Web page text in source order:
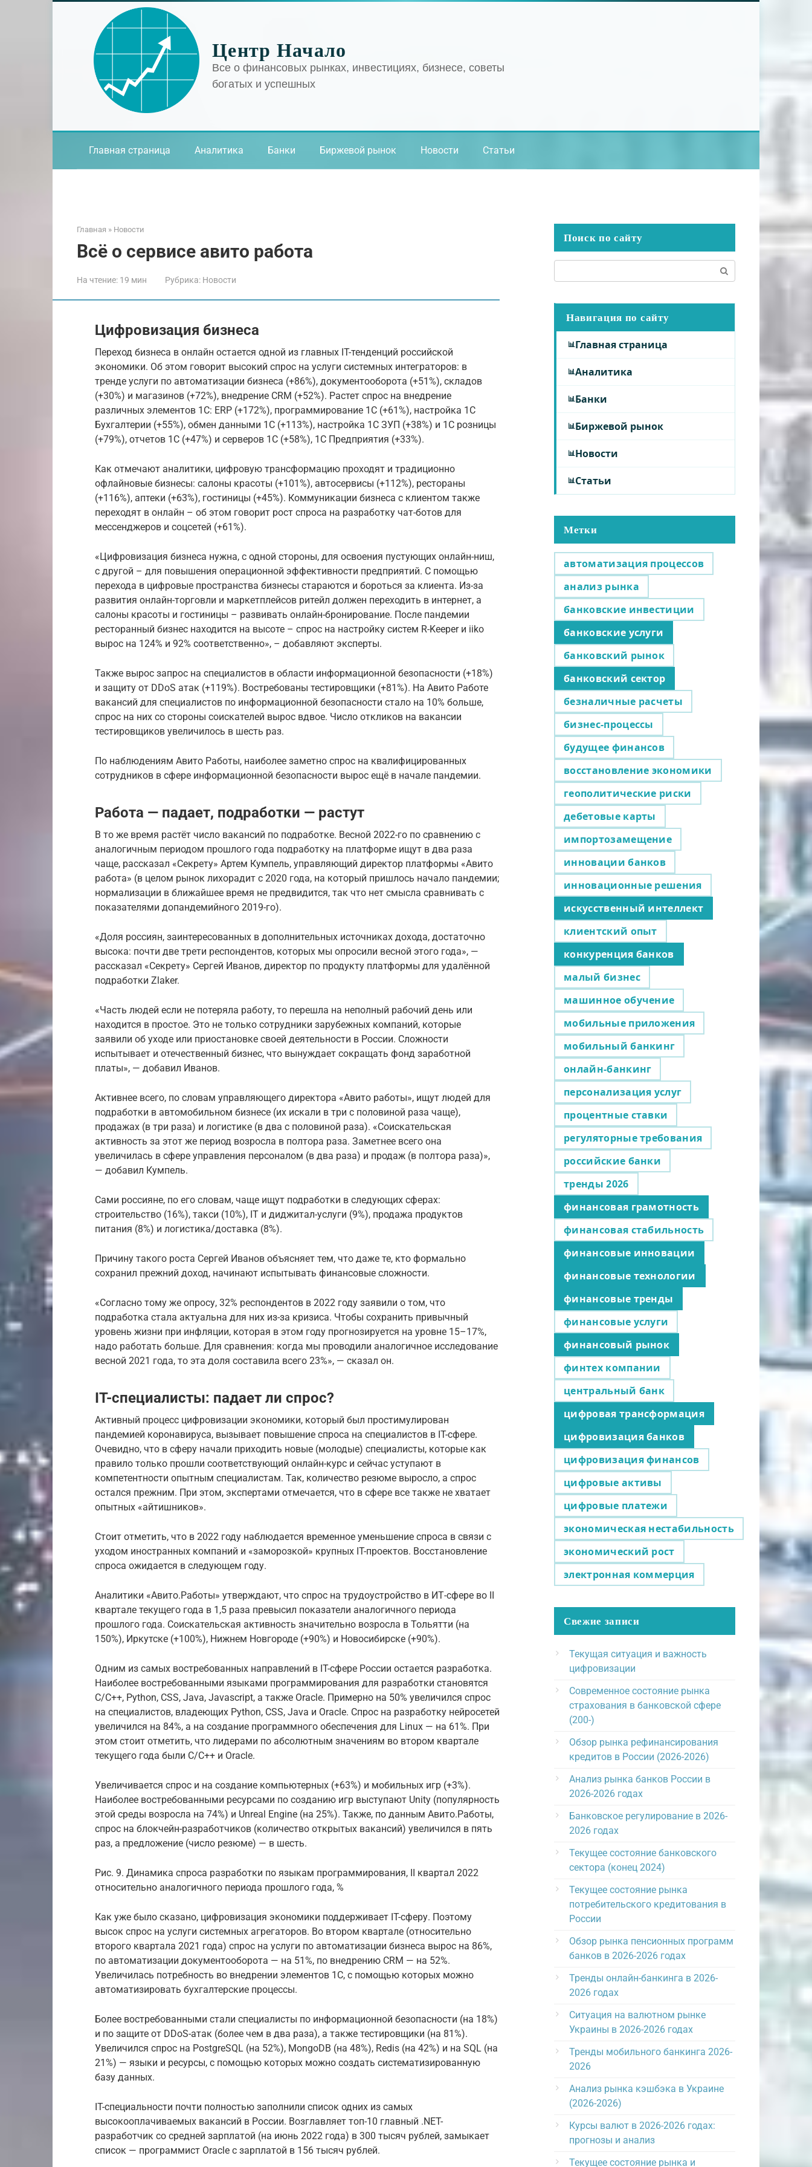
Центр Начало
Все о финансовых рынках, инвестициях, бизнесе, советы
богатых и успешных
Главная страница Аналитика Банки Биржевой рынок Новости Статьи
Главная » Новости
Всё о сервисе авито работа
На чтение: 19 мин Рубрика: Новости
Цифровизация бизнеса
Переход бизнеса в онлайн остается одной из главных IT-тенденций российской
экономики. Об этом говорит высокий спрос на услуги системных интеграторов: в
тренде услуги по автоматизации бизнеса (+86%), документооборота (+51%), складов
(+30%) и магазинов (+72%), внедрение CRM (+52%). Растет спрос на внедрение
различных элементов 1С: ERP (+172%), программирование 1С (+61%), настройка 1С
Бухгалтерии (+55%), обмен данными 1С (+113%), настройка 1С ЗУП (+38%) и 1С розницы
(+79%), отчетов 1С (+47%) и серверов 1С (+58%), 1С Предприятия (+33%).
Как отмечают аналитики, цифровую трансформацию проходят и традиционно
офлайновые бизнесы: салоны красоты (+101%), автосервисы (+112%), рестораны
(+116%), аптеки (+63%), гостиницы (+45%). Коммуникации бизнеса с клиентом также
переходят в онлайн – об этом говорит рост спроса на разработку чат-ботов для
мессенджеров и соцсетей (+61%).
«Цифровизация бизнеса нужна, с одной стороны, для освоения пустующих онлайн-ниш,
с другой – для повышения операционной эффективности предприятий. С помощью
перехода в цифровые пространства бизнесы стараются и бороться за клиента. Из-за
развития онлайн-торговли и маркетплейсов ритейл должен переходить в интернет, а
салоны красоты и гостиницы – развивать онлайн-бронирование. После пандемии
ресторанный бизнес находится на высоте – спрос на настройку систем R-Keeper и iiko
вырос на 124% и 92% соответственно», – добавляют эксперты.
Также вырос запрос на специалистов в области информационной безопасности (+18%)
и защиту от DDoS атак (+119%). Востребованы тестировщики (+81%). На Авито Работе
вакансий для специалистов по информационной безопасности стало на 10% больше,
спрос на них со стороны соискателей вырос вдвое. Число откликов на вакансии
тестировщиков увеличилось в шесть раз.
По наблюдениям Авито Работы, наиболее заметно спрос на квалифицированных
сотрудников в сфере информационной безопасности вырос ещё в начале пандемии.
Работа — падает, подработки — растут
В то же время растёт число вакансий по подработке. Весной 2022-го по сравнению с
аналогичным периодом прошлого года подработку на платформе ищут в два раза
чаще, рассказал «Секрету» Артем Кумпель, управляющий директор платформы «Авито
работа» (в целом рынок лихорадит с 2020 года, на который пришлось начало пандемии;
нормализации в ближайшее время не предвидится, так что нет смысла сравнивать с
показателями допандемийного 2019-го).
«Доля россиян, заинтересованных в дополнительных источниках дохода, достаточно
высока: почти две трети респондентов, которых мы опросили весной этого года», —
рассказал «Секрету» Сергей Иванов, директор по продукту платформы для удалённой
подработки Zlaker.
«Часть людей если не потеряла работу, то перешла на неполный рабочий день или
находится в простое. Это не только сотрудники зарубежных компаний, которые
заявили об уходе или приостановке своей деятельности в России. Сложности
испытывает и отечественный бизнес, что вынуждает сокращать фонд заработной
платы», — добавил Иванов.
Активнее всего, по словам управляющего директора «Авито работы», ищут людей для
подработки в автомобильном бизнесе (их искали в три с половиной раза чаще),
продажах (в три раза) и логистике (в два с половиной раза). «Соискательская
активность за этот же период возросла в полтора раза. Заметнее всего она
увеличилась в сфере управления персоналом (в два раза) и продаж (в полтора раза)»,
— добавил Кумпель.
Сами россияне, по его словам, чаще ищут подработки в следующих сферах:
строительство (16%), такси (10%), IT и диджитал-услуги (9%), продажа продуктов
питания (8%) и логистика/доставка (8%).
Причину такого роста Сергей Иванов объясняет тем, что даже те, кто формально
сохранил прежний доход, начинают испытывать финансовые сложности.
«Согласно тому же опросу, 32% респондентов в 2022 году заявили о том, что
подработка стала актуальна для них из-за кризиса. Чтобы сохранить привычный
уровень жизни при инфляции, которая в этом году прогнозируется на уровне 15–17%,
надо работать больше. Для сравнения: когда мы проводили аналогичное исследование
весной 2021 года, то эта доля составила всего 23%», — сказал он.
IT-специалисты: падает ли спрос?
Активный процесс цифровизации экономики, который был простимулирован
пандемией коронавируса, вызывает повышение спроса на специалистов в IT-сфере.
Очевидно, что в сферу начали приходить новые (молодые) специалисты, которые как
правило только прошли соответствующий онлайн-курс и сейчас уступают в
компетентности опытным специалистам. Так, количество резюме выросло, а спрос
остался прежним. При этом, экспертами отмечается, что в сфере все также не хватает
опытных «айтишников».
Стоит отметить, что в 2022 году наблюдается временное уменьшение спроса в связи с
уходом иностранных компаний и «заморозкой» крупных IT-проектов. Восстановление
спроса ожидается в следующем году.
Аналитики «Авито.Работы» утверждают, что спрос на трудоустройство в ИТ-сфере во II
квартале текущего года в 1,5 раза превысил показатели аналогичного периода
прошлого года. Соискательская активность значительно возросла в Тольятти (на
150%), Иркутске (+100%), Нижнем Новгороде (+90%) и Новосибирске (+90%).
Одним из самых востребованных направлений в IT-сфере России остается разработка.
Наиболее востребованными языками программирования для разработки становятся
С/С++, Python, CSS, Java, Javascript, а также Oracle. Примерно на 50% увеличился спрос
на специалистов, владеющих Python, CSS, Java и Oracle. Спрос на разработку нейросетей
увеличился на 84%, а на создание программного обеспечения для Linux — на 61%. При
этом стоит отметить, что лидерами по абсолютным значениям во втором квартале
текущего года были С/С++ и Oracle.
Увеличивается спрос и на создание компьютерных (+63%) и мобильных игр (+3%).
Наиболее востребованными ресурсами по созданию игр выступают Unity (популярность
этой среды возросла на 74%) и Unreal Engine (на 25%). Также, по данным Авито.Работы,
спрос на блокчейн-разработчиков (количество открытых вакансий) увеличился в пять
раз, а предложение (число резюме) — в шесть.
Рис. 9. Динамика спроса разработки по языкам программирования, II квартал 2022
относительно аналогичного периода прошлого года, %
Как уже было сказано, цифровизация экономики поддерживает IT-сферу. Поэтому
высок спрос на услуги системных агрегаторов. Во втором квартале (относительно
второго квартала 2021 года) спрос на услуги по автоматизации бизнеса вырос на 86%,
по автоматизации документооборота — на 51%, по внедрению CRM — на 52%.
Увеличилась потребность во внедрении элементов 1C, с помощью которых можно
автоматизировать бухгалтерские процессы.
Более востребованными стали специалисты по информационной безопасности (на 18%)
и по защите от DDoS-атак (более чем в два раза), а также тестировщики (на 81%).
Увеличился спрос на PostgreSQL (на 52%), MongoDB (на 48%), Redis (на 42%) и на SQL (на
21%) — языки и ресурсы, с помощью которых можно создать систематизированную
базу данных.
IT-специальности почти полностью заполнили список одних из самых
высокооплачиваемых вакансий в России. Возглавляет топ-10 главный .NET-
разработчик со средней зарплатой (на июнь 2022 года) в 300 тысяч рублей, замыкает
список — программист Oracle с зарплатой в 156 тысяч рублей.
Поиск по сайту
Навигация по сайту
Главная страница
Аналитика
Банки
Биржевой рынок
Новости
Статьи
Метки
автоматизация процессов
анализ рынка
банковские инвестиции
банковские услуги
банковский рынок
банковский сектор
безналичные расчеты
бизнес-процессы
будущее финансов
восстановление экономики
геополитические риски
дебетовые карты
импортозамещение
инновации банков
инновационные решения
искусственный интеллект
клиентский опыт
конкуренция банков
малый бизнес
машинное обучение
мобильные приложения
мобильный банкинг
онлайн-банкинг
персонализация услуг
процентные ставки
регуляторные требования
российские банки
тренды 2026
финансовая грамотность
финансовая стабильность
финансовые инновации
финансовые технологии
финансовые тренды
финансовые услуги
финансовый рынок
финтех компании
центральный банк
цифровая трансформация
цифровизация банков
цифровизация финансов
цифровые активы
цифровые платежи
экономическая нестабильность
экономический рост
электронная коммерция
Свежие записи
Текущая ситуация и важность
цифровизации
Современное состояние рынка
страхования в банковской сфере
(200-)
Обзор рынка рефинансирования
кредитов в России (2026-2026)
Анализ рынка банков России в
2026-2026 годах
Банковское регулирование в 2026-
2026 годах
Текущее состояние банковского
сектора (конец 2024)
Текущее состояние рынка
потребительского кредитования в
России
Обзор рынка пенсионных программ
банков в 2026-2026 годах
Тренды онлайн-банкинга в 2026-
2026 годах
Ситуация на валютном рынке
Украины в 2026-2026 годах
Тренды мобильного банкинга 2026-
2026
Анализ рынка кэшбэка в Украине
(2026-2026)
Курсы валют в 2026-2026 годах:
прогнозы и анализ
Текущее состояние рынка и